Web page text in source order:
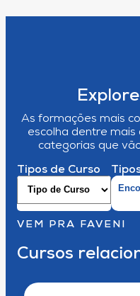
As formações mais
escolha dentre mais
categorias que
Tipos de Curso
VEM PRA FAVENI
Cursos